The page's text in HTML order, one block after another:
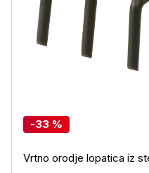
-33 %
Vrtno orodje lopatica iz